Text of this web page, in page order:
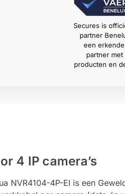
Secures is
partner
een
partner
producten en
4 IP camera’s
NVR4104-4P-EI is een